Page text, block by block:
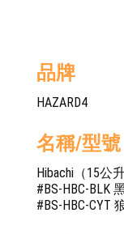
品牌
HAZARD4
名稱/型號
Hibachi（15公
#BS-HBC-BLK
#BS-HBC-CYT